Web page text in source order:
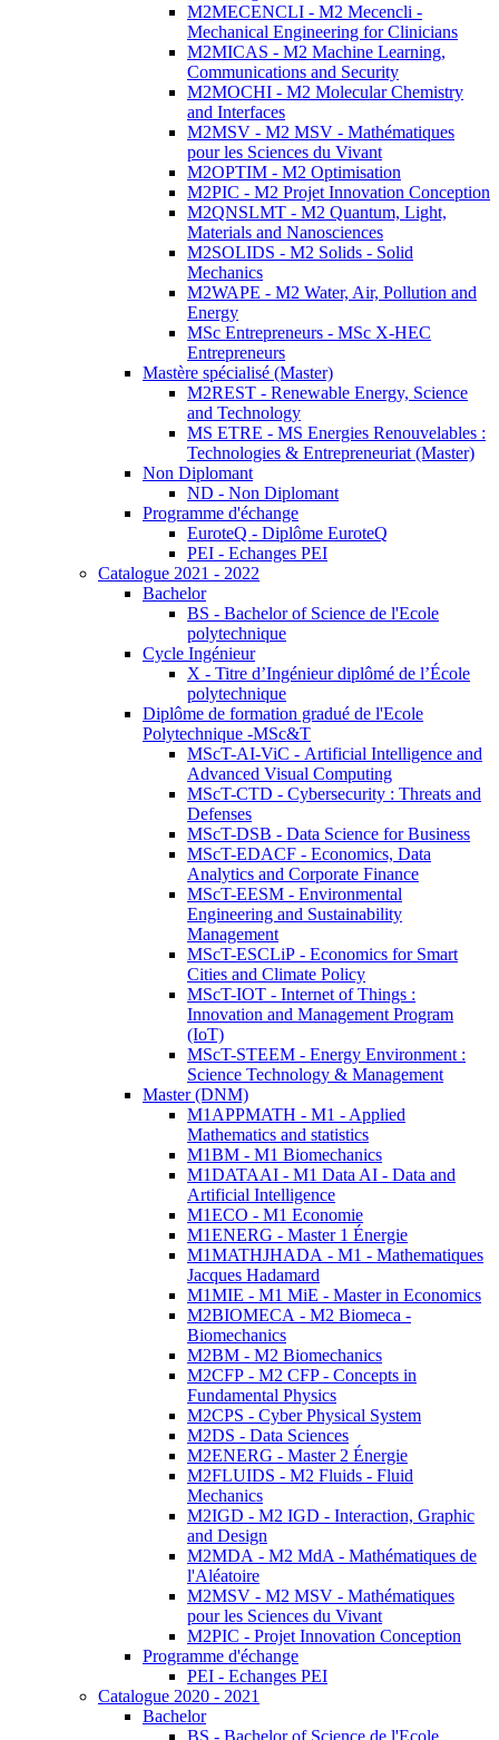
M2MECENCLI - M2 Mecencli -
Mechanical Engineering for Clinicians
M2MICAS - M2 Machine Learning,
Communications and Security
M2MOCHI - M2 Molecular Chemistry
and Interfaces
M2MSV - M2 MSV - Mathématiques
pour les Sciences du Vivant
M2OPTIM - M2 Optimisation
M2PIC - M2 Projet Innovation Conception
M2QNSLMT - M2 Quantum, Light,
Materials and Nanosciences
M2SOLIDS - M2 Solids - Solid
Mechanics
M2WAPE - M2 Water, Air, Pollution and
Energy
MSc Entrepreneurs - MSc X-HEC
Entrepreneurs
Mastère spécialisé (Master)
M2REST - Renewable Energy, Science
and Technology
MS ETRE - MS Energies Renouvelables :
Technologies & Entrepreneuriat (Master)
Non Diplomant
ND - Non Diplomant
Programme d'échange
EuroteQ - Diplôme EuroteQ
PEI - Echanges PEI
Catalogue 2021 - 2022
Bachelor
BS - Bachelor of Science de l'Ecole
polytechnique
Cycle Ingénieur
X - Titre d’Ingénieur diplômé de l’École
polytechnique
Diplôme de formation gradué de l'Ecole
Polytechnique -MSc&T
MScT-AI-ViC - Artificial Intelligence and
Advanced Visual Computing
MScT-CTD - Cybersecurity : Threats and
Defenses
MScT-DSB - Data Science for Business
MScT-EDACF - Economics, Data
Analytics and Corporate Finance
MScT-EESM - Environmental
Engineering and Sustainability
Management
MScT-ESCLiP - Economics for Smart
Cities and Climate Policy
MScT-IOT - Internet of Things :
Innovation and Management Program
(IoT)
MScT-STEEM - Energy Environment :
Science Technology & Management
Master (DNM)
M1APPMATH - M1 - Applied
Mathematics and statistics
M1BM - M1 Biomechanics
M1DATAAI - M1 Data AI - Data and
Artificial Intelligence
M1ECO - M1 Economie
M1ENERG - Master 1 Énergie
M1MATHJHADA - M1 - Mathematiques
Jacques Hadamard
M1MIE - M1 MiE - Master in Economics
M2BIOMECA - M2 Biomeca -
Biomechanics
M2BM - M2 Biomechanics
M2CFP - M2 CFP - Concepts in
Fundamental Physics
M2CPS - Cyber Physical System
M2DS - Data Sciences
M2ENERG - Master 2 Énergie
M2FLUIDS - M2 Fluids - Fluid
Mechanics
M2IGD - M2 IGD - Interaction, Graphic
and Design
M2MDA - M2 MdA - Mathématiques de
l'Aléatoire
M2MSV - M2 MSV - Mathématiques
pour les Sciences du Vivant
M2PIC - Projet Innovation Conception
Programme d'échange
PEI - Echanges PEI
Catalogue 2020 - 2021
Bachelor
BS - Bachelor of Science de l'Ecole